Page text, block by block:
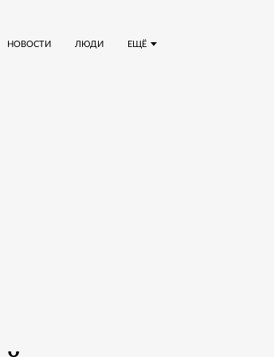
ЕЩЁ
НОВОСТИ ЛЮДИ